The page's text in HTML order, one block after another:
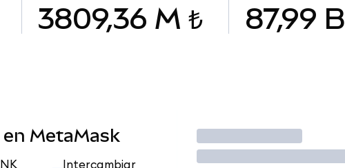
3809,36 M ₺ 87,99 B
MetaMask
Intercambiar
Operar